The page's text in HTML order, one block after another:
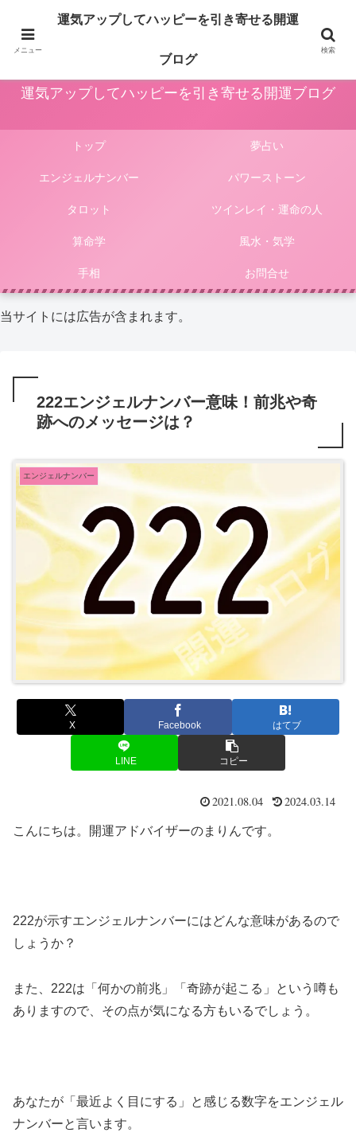
占いや風水、気学やパワーストーン等による運気アップ法は人生をより楽しく
豊かにしてくれます。このサイトではそんな様々な占いやパワーストーンによ
運気アップしてハッピーを引き寄せる開運ブログ
トップ 夢占い
エンジェルナンバー パワーストーン
タロット ツインレイ・運命の人
算命学 風水・気学
手相 お問合せ
当サイトには広告が含まれます。
222エンジェルナンバー意味！前兆や奇
跡へのメッセージは？
エンジェルナンバー
X Facebook はてブ
LINE コピー
2021.08.04 2024.03.14
こんにちは。開運アドバイザーのまりんです。
222が示すエンジェルナンバーにはどんな意味があるので
しょうか？
また、222は「何かの前兆」「奇跡が起こる」という噂も
ありますので、その点が気になる方もいるでしょう。
あなたが「最近よく目にする」と感じる数字をエンジェル
ナンバーと言います。
メニュー
運気アップしてハッピーを引き寄せる開運
ブログ
検索